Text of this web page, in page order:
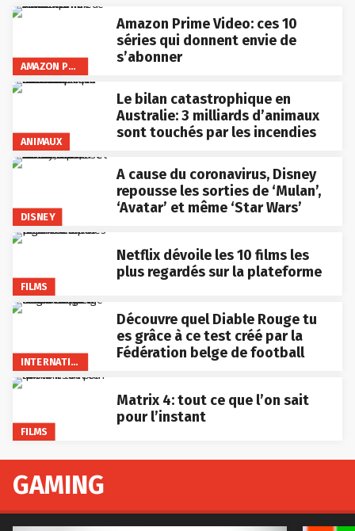
AMAZON PRIME VIDEO
Amazon Prime Video: ces 10
séries qui donnent envie de
s’abonner
ANIMAUX
Le bilan catastrophique en
Australie: 3 milliards d’animaux
sont touchés par les incendies
DISNEY
A cause du coronavirus, Disney
repousse les sorties de ‘Mulan’,
‘Avatar’ et même ‘Star Wars’
FILMS
Netflix dévoile les 10 films les
plus regardés sur la plateforme
INTERNATIONAL
Découvre quel Diable Rouge tu
es grâce à ce test créé par la
Fédération belge de football
FILMS
Matrix 4: tout ce que l’on sait
pour l’instant
GAMING